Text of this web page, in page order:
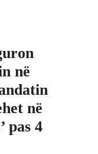
në
në
pas 4